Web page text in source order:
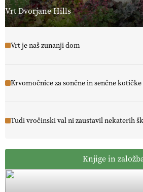
Vrt Dvorjane Hills
Vrt je naš zunanji dom
Krvomočnice za sončne in senčne
Tudi vročinski val ni zaustavil nekaterih
Knjige in